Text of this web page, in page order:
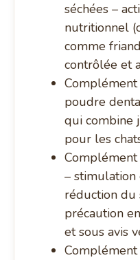
séchées –
nutritionnel
comme
contrôlée et
poudre
qui combine
pour les
–
réduction du
précaution
et sous avis